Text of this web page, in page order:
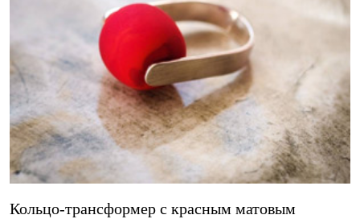
Кольцо-трансформер с красным матовым